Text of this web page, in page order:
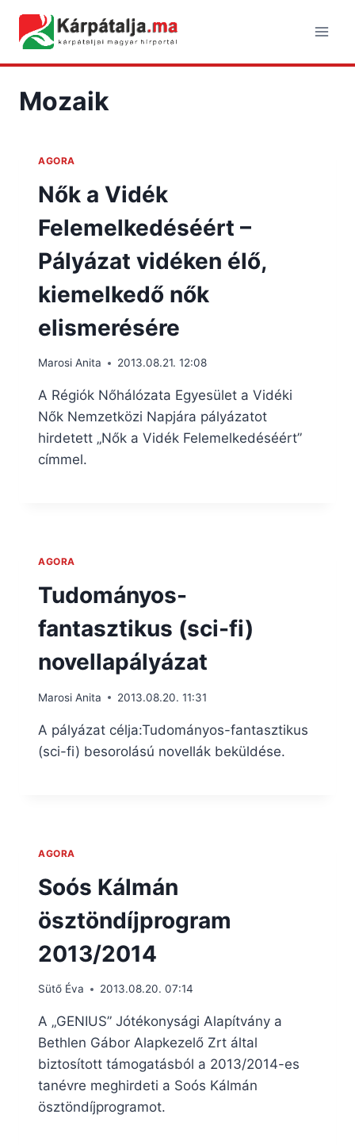
content
Mozaik
AGORA
Nők a Vidék
Felemelkedéséért –
Pályázat vidéken élő,
kiemelkedő nők
elismerésére
Marosi Anita 2013.08.21. 12:08
A Régiók Nőhálózata Egyesület a Vidéki
Nők Nemzetközi Napjára pályázatot
hirdetett „Nők a Vidék Felemelkedéséért”
címmel.
AGORA
Tudományos-
fantasztikus (sci-fi)
novellapályázat
Marosi Anita 2013.08.20. 11:31
A pályázat célja:Tudományos-fantasztikus
(sci-fi) besorolású novellák beküldése.
AGORA
Soós Kálmán
ösztöndíjprogram
2013/2014
Sütő Éva 2013.08.20. 07:14
A „GENIUS” Jótékonysági Alapítvány a
Bethlen Gábor Alapkezelő Zrt által
biztosított támogatásból a 2013/2014-es
tanévre meghirdeti a Soós Kálmán
ösztöndíjprogramot.